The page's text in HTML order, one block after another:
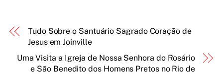
Tudo Sobre o Santuário Sagrado Coração de
Jesus em Joinville
Uma Visita a Igreja de Nossa Senhora do Rosário
e São Benedito dos Homens Pretos no Rio de